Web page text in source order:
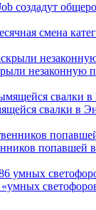
создадут
смена
незаконную
свалки в
попавшей